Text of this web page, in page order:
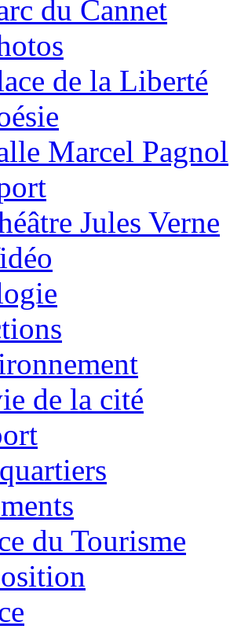
du Cannet
de la Liberté
Marcel Pagnol
Jules Verne
de la cité
du Tourisme